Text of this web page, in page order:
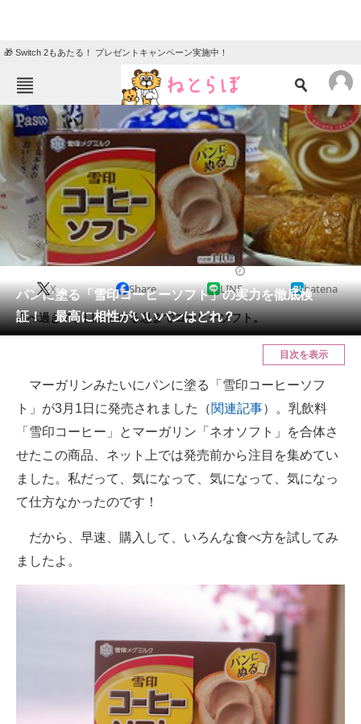
🎁 Switch 2もあたる！ プレゼントキャンペーン実施中！
ねとらぼメニュー
TOP ニュース
エンタメ クイズ
グルメ 地域
住まい 教育・育児
動物 リサーチ
会員記事
メディア
スマホと通信の最新トレンド
進化するPCとデバイスの未来
好きが集まる 比べて選べる
ビジネスと働き方のヒント
AI活用のいまが分かる
経営リーダーのコミュニティ
マーケ×ITの今がよく分かる
ITエンジニア向け専門サイト
パンに塗る「雪印コーヒーソフト」の実力を徹底検
証！ 最高に相性がいいパンはどれ？
X Share LINE hatena
食べ過ぎて、口から出る息までコーヒーソフト。
目次を表示
マーガリンみたいにパンに塗る「雪印コーヒーソフ
ト」が3月1日に発売されました（関連記事）。乳飲料
「雪印コーヒー」とマーガリン「ネオソフト」を合体さ
せたこの商品、ネット上では発売前から注目を集めてい
ました。私だって、気になって、気になって、気になっ
て仕方なかったのです！
だから、早速、購入して、いろんな食べ方を試してみ
ましたよ。